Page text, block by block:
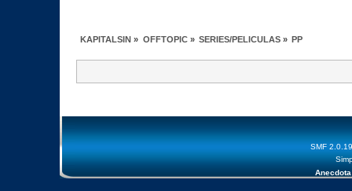
KAPITALSIN » OFFTOPIC» SERIES/PELICULAS» PP
SMF 2.0.19
Anecdota